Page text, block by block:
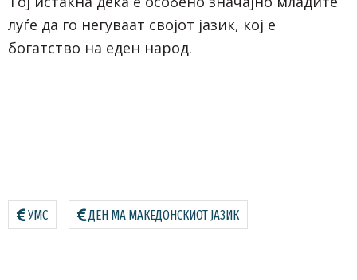
луѓе да го негуваат својот јазик, кој е
богатство на еден народ.
УМС ДЕН МА МАКЕДОНСКИОТ ЈАЗИК